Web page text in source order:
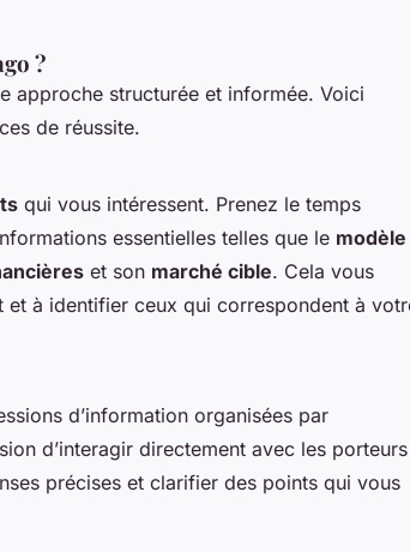
?
approche structurée et informée. Voici
de réussite.
qui vous intéressent. Prenez le temps
essentielles telles que le modèle
et son marché cible. Cela vous
et à identifier ceux qui correspondent à
d’information organisées par
d’interagir directement avec les porteurs
précises et clarifier des points qui vous